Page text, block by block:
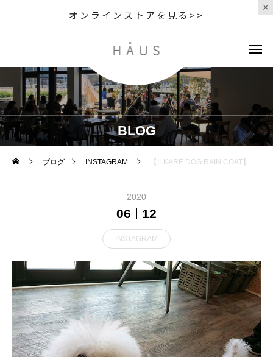
オンラインストアを見る>>
BLOG
ブログ INSTAGRAM .【ILKARE DOG RAIN COAT】.雨でもお散歩に行きたいワンちゃんの為のレインコート◎.XXSサイズからXLまでのサイズがあるので小型犬から大型犬まで全てのわんちゃんにぴったりです.上から着せるタイプではなくマジックテープなので簡単に着せてあげる事ができます◎.ピンク色もあります◎ご来店お待ちしております.GROOM HAUS松江市乃白町20270852-61-2885open 9:00close 18:00@haus_matsue #松江トリミングサロン #松江トリミング #松江スパシャンプー#松江ペットサロン #松江ペット #松江#山陰#島根#hausmathue #groomhaus
2020
06 12
INSTAGRAM